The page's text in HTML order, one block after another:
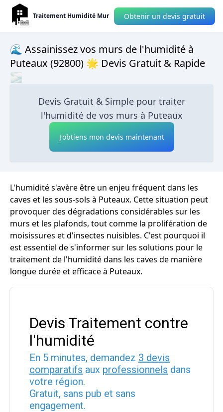
Traitement Humidité Mur Obtenir un devis gratuit
🌊 Assainissez vos murs de l'humidité à
Puteaux (92800) 🌟 Devis Gratuit & Rapide
🌫
Devis Gratuit & Simple pour traiter
l'humidité de vos murs à Puteaux
J'obtiens mon devis maintenant
L'humidité s'avère être un enjeu fréquent dans les
caves et les sous-sols à Puteaux. Cette situation peut
provoquer des dégradations considérables sur les
murs et les plafonds, tout comme la prolifération de
moisissures et d'insectes nuisibles. C'est pourquoi il
est essentiel de s'informer sur les solutions pour le
traitement de l'humidité dans les caves de manière
longue durée et efficace à Puteaux.
Devis Traitement contre
l'humidité
En 5 minutes, demandez 3 devis
comparatifs aux professionnels dans
votre région.
Gratuit, sans pub et sans
engagement.